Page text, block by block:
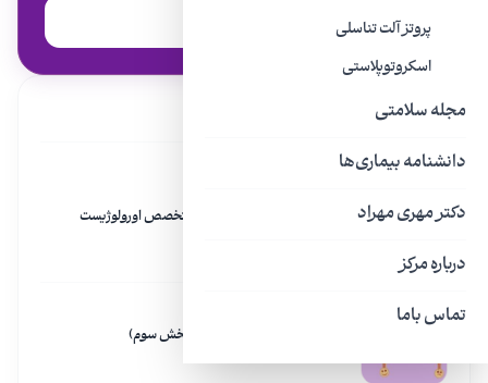
پروتز آلت تناسلی
اسکروتوپلاستی
مجله سلامتی
دانشنامه بیماری‌ها
دکتر مهری مهراد
درباره مرکز
تماس باما
مطالب مرتبط
۹ نشانه و اخطار برای مراجعه به متخصص اورولوژیست
بزرگ شدن خوش‌ خیم پروستات (بخش سوم)